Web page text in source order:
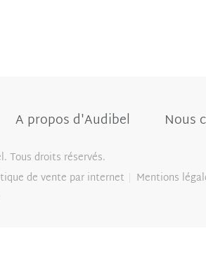
A propos d'Audibel Nous
Tous droits réservés.
de vente par internet
Mentions